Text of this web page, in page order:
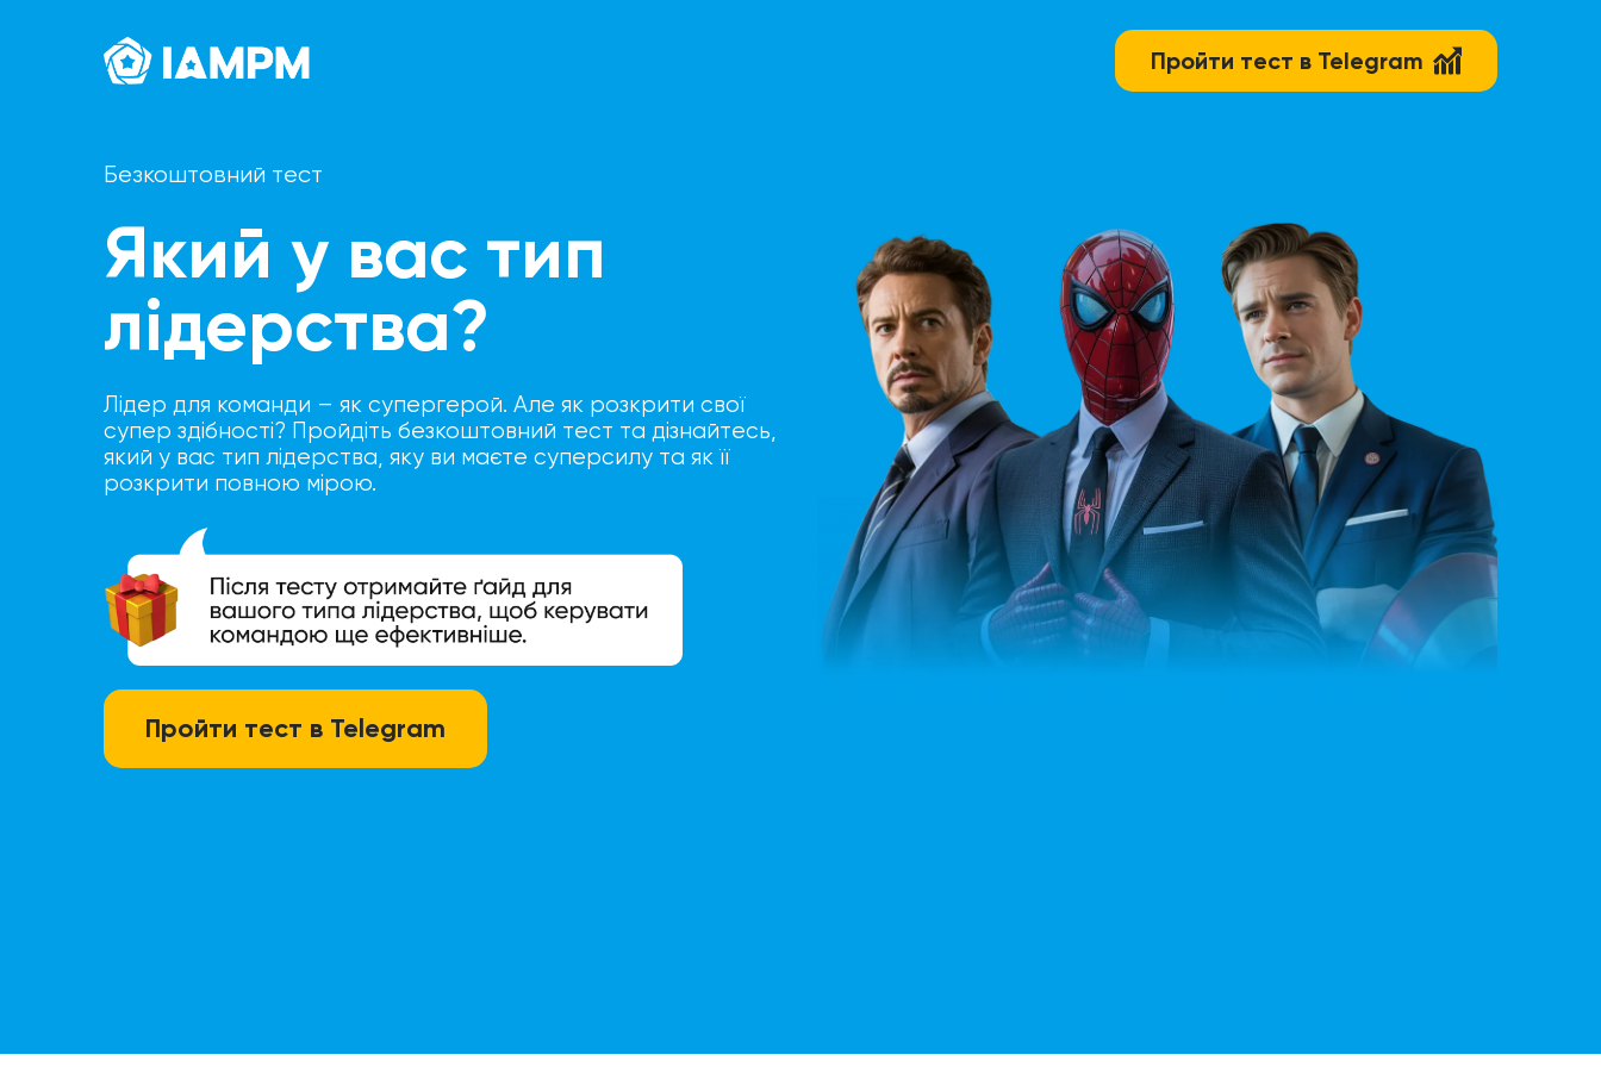
Пройти тест в Telegram
Безкоштовний тест
Який у вас тип
лідерства?
Лідер для команди – як супергерой. Але як розкрити свої
супер здібності? Пройдіть безкоштовний тест та дізнайтесь,
який у вас тип лідерства, яку ви маєте суперсилу та як її
розкрити повною мірою.
Пройти тест в Telegram